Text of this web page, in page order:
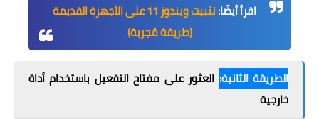
اقرأ أيضًا:
تثبيت ويندوز 11 على الأجهزة القديمة
(طريقة مُجربة)
الطريقة الثانية: العثور على مفتاح التفعيل باستخدام أداة
خارجية